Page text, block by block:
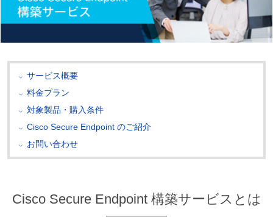
サービス概要
料金プラン
対象製品・購入条件
Cisco Secure Endpoint のご紹介
お問い合わせ
Cisco Secure Endpoint 構築サービスとは